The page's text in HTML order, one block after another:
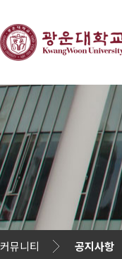
커뮤니티 공지사항